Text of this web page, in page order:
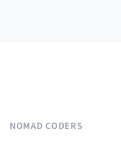
NOMAD CODERS